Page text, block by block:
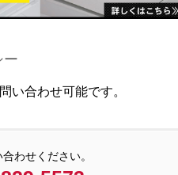
ー
い合わせ可能です。
わせください。